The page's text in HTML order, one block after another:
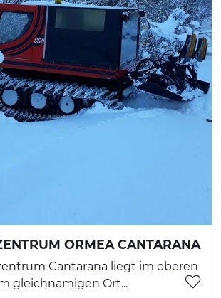
ORMEA CANTARANA
Cantarana liegt im oberen
gleichnamigen Ort...